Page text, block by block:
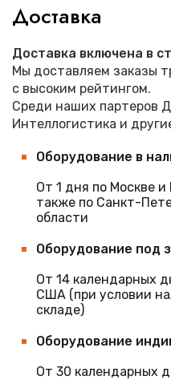
Доставка
Доставка включена в
Мы доставляем заказы
с высоким рейтингом.
Среди наших партеров
Интеллогистика и
Оборудование в
От 1 дня по Москве и
также по Санкт-
области
Оборудование под
От 14 календарных
США (при условии
складе)
Оборудование
От 30 календарных